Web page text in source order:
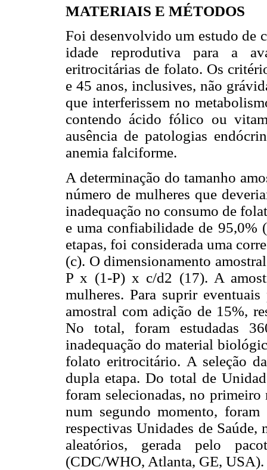
MATERIAIS E MÉTODOS
Foi desenvolvido um estudo de
idade reprodutiva para a
eritrocitárias de folato. Os
e 45 anos, inclusives, não
que interferissem no
contendo ácido fólico ou
ausência de patologias
anemia falciforme.
A determinação do tamanho
número de mulheres que
inadequação no consumo de
e uma confiabilidade de 95,0%
etapas, foi considerada uma
(c). O dimensionamento
P x (1-P) x c/d2 (17). A
mulheres. Para suprir
amostral com adição de 15%,
No total, foram estudadas
inadequação do material
folato eritrocitário. A seleção
dupla etapa. Do total de
foram selecionadas, no
num segundo momento, foram
respectivas Unidades de Saúde,
aleatórios, gerada pelo
(CDC/WHO, Atlanta, GE, USA).